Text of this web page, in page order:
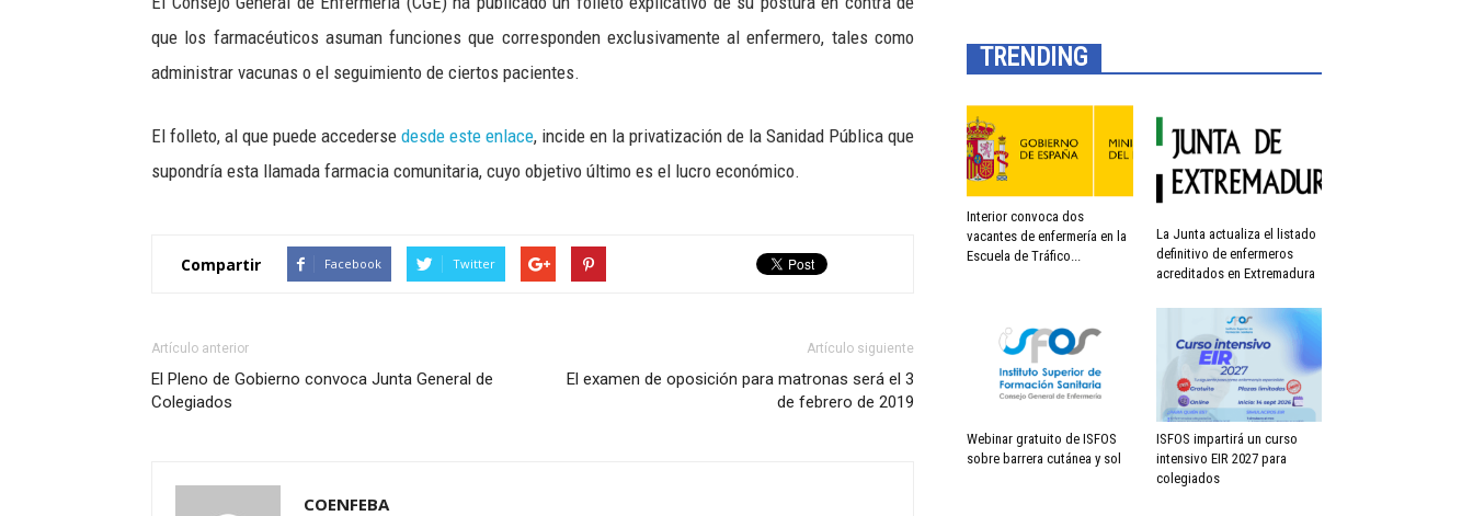
que los farmacéuticos asuman funciones que corresponden exclusivamente al enfermero, tales como
administrar vacunas o el seguimiento de ciertos pacientes.
El folleto, al que puede accederse desde este enlace, incide en la privatización de la Sanidad Pública que
supondría esta llamada farmacia comunitaria, cuyo objetivo último es el lucro económico.
Compartir Facebook Twitter
Artículo anterior
El Pleno de Gobierno convoca Junta General de
Colegiados
Artículo siguiente
El examen de oposición para matronas será el 3
de febrero de 2019
COENFEBA
TRENDING
Interior convoca dos
vacantes de enfermería en la
Escuela de Tráfico...
La Junta actualiza el listado
definitivo de enfermeros
acreditados en Extremadura
Webinar gratuito de ISFOS
sobre barrera cutánea y sol
ISFOS impartirá un curso
intensivo EIR 2027 para
colegiados